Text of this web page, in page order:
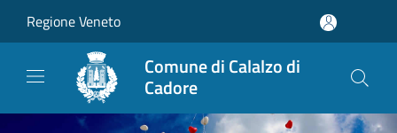
Regione Veneto
Comune di Calalzo di
Cadore